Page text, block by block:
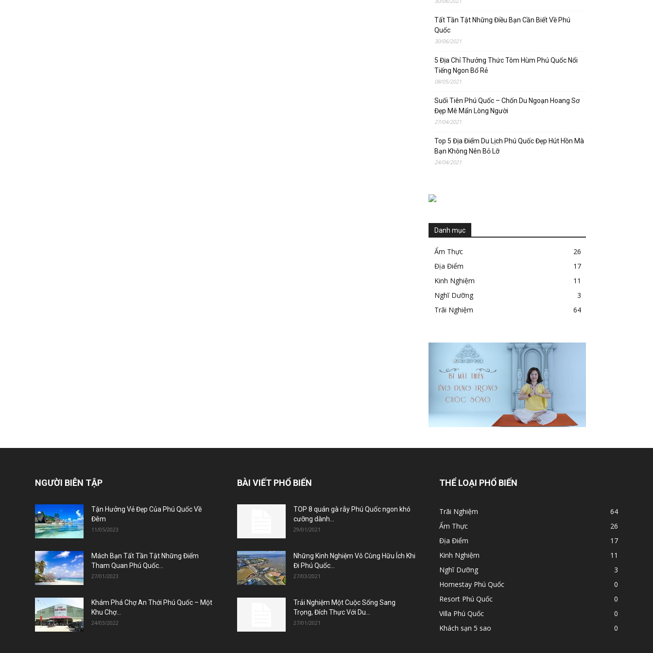
Tất Tần Tật Những Điều Bạn Cần Biết Về Phú
Quốc
30/06/2021
5 Địa Chỉ Thưởng Thức Tôm Hùm Phú Quốc Nổi
Tiếng Ngon Bổ Rẻ
08/05/2021
Suối Tiên Phú Quốc – Chốn Du Ngoạn Hoang Sơ
Đẹp Mê Mẩn Lòng Người
27/04/2021
Top 5 Địa Điểm Du Lịch Phú Quốc Đẹp Hút Hồn Mà
Bạn Không Nên Bỏ Lỡ
24/04/2021
Danh mục
Ẩm Thực
26
Địa Điểm
17
Kinh Nghiệm
11
Nghĩ Dưỡng
3
Trãi Nghiệm
64
NGƯỜI BIÊN TẬP
Tận Hưởng Vẻ Đẹp Của Phú Quốc Về
Đêm
11/05/2023
Mách Bạn Tất Tần Tật Những Điểm
Tham Quan Phú Quốc...
27/01/2023
Khám Phá Chợ An Thới Phú Quốc – Một
Khu Chợ...
24/03/2022
BÀI VIẾT PHỔ BIẾN
TOP 8 quán gà rẫy Phú Quốc ngon khó
cưỡng dành...
29/01/2021
Những Kinh Nghiệm Vô Cùng Hữu Ích Khi
Đi Phú Quốc...
27/03/2021
Trải Nghiệm Một Cuộc Sống Sang
Trọng, Đích Thực Với Du...
27/01/2021
THỂ LOẠI PHỔ BIẾN
Trãi Nghiệm
64
Ẩm Thực
26
Địa Điểm
17
Kinh Nghiệm
11
Nghĩ Dưỡng
3
Homestay Phú Quốc
0
Resort Phú Quốc
0
Villa Phú Quốc
0
Khách sạn 5 sao
0